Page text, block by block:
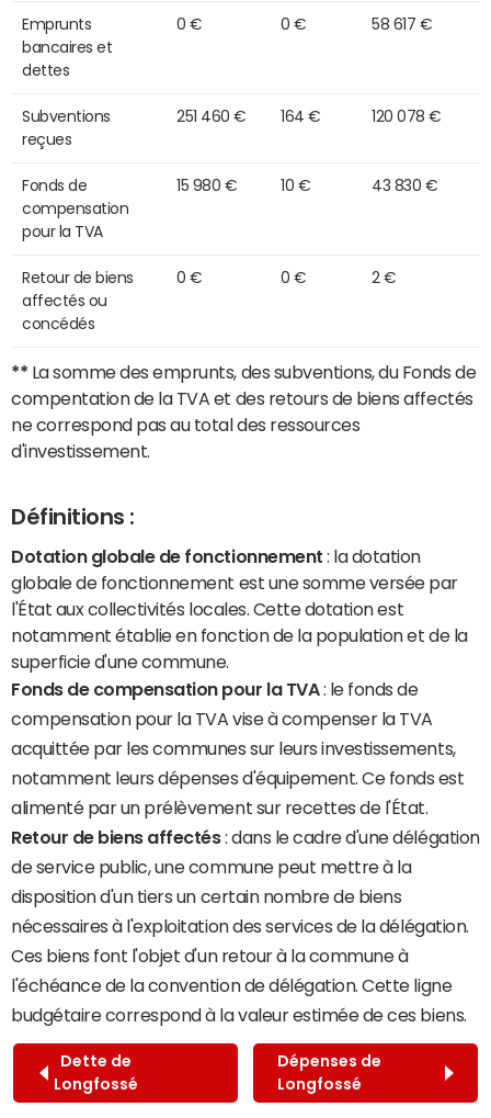
Emprunts
bancaires et
dettes
0 € 0 € 58 617 €
Subventions
reçues
251 460 € 164 € 120 078 €
Fonds de
compensation
pour la TVA
15 980 € 10 € 43 830 €
Retour de biens
affectés ou
concédés
0 € 0 € 2 €
** La somme des emprunts, des subventions, du Fonds de
compentation de la TVA et des retours de biens affectés
ne correspond pas au total des ressources
d'investissement.
Définitions :
Dotation globale de fonctionnement : la dotation
globale de fonctionnement est une somme versée par
l'État aux collectivités locales. Cette dotation est
notamment établie en fonction de la population et de la
superficie d'une commune.
Fonds de compensation pour la TVA: le fonds de
compensation pour la TVA vise à compenser la TVA
acquittée par les communes sur leurs investissements,
notamment leurs dépenses d'équipement. Ce fonds est
alimenté par un prélèvement sur recettes de l'État.
Retour de biens affectés: dans le cadre d'une délégation
de service public, une commune peut mettre à la
disposition d'un tiers un certain nombre de biens
nécessaires à l'exploitation des services de la délégation.
Ces biens font l'objet d'un retour à la commune à
l'échéance de la convention de délégation. Cette ligne
budgétaire correspond à la valeur estimée de ces biens.
Dette de
Longfossé
Dépenses de
Longfossé